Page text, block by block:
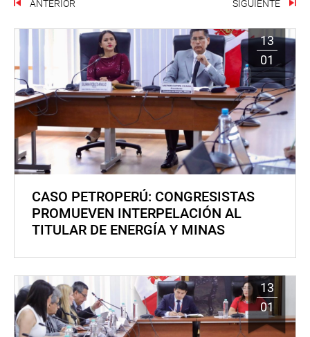
ANTERIOR SIGUIENTE
13
01
CASO PETROPERÚ: CONGRESISTAS
PROMUEVEN INTERPELACIÓN AL
TITULAR DE ENERGÍA Y MINAS
13
01